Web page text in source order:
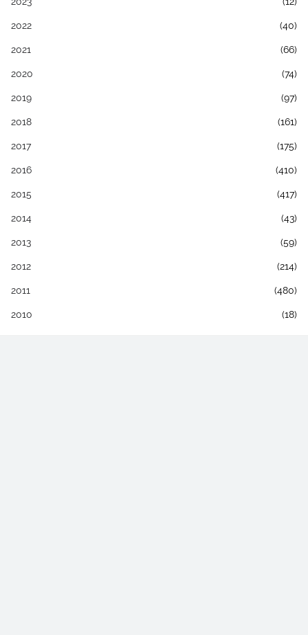
2022 (40)
2021 (66)
2020 (74)
2019 (97)
2018 (161)
2017 (175)
2016 (410)
2015 (417)
2014 (43)
2013 (59)
2012 (214)
2011 (480)
2010 (18)